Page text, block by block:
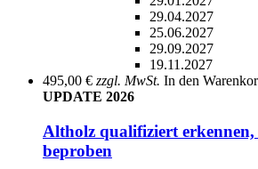
29.04.2027
25.06.2027
29.09.2027
19.11.2027
495,00 € zzgl. MwSt. In den
UPDATE 2026
Altholz qualifiziert
beproben